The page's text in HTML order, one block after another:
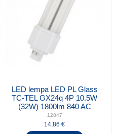
LED lempa LED PL Glass
TC-TEL GX24q 4P 10.5W
(32W) 1800lm 840 AC
12847
14,86 €